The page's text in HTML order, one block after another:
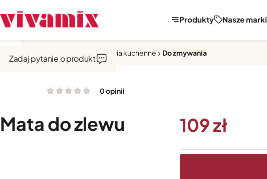
Produkty Nasze marki
Narzędzia i akcesoria kuchenne Do zmywania
0 opinii
Mata do zlewu
Zadaj pytanie o produkt
109